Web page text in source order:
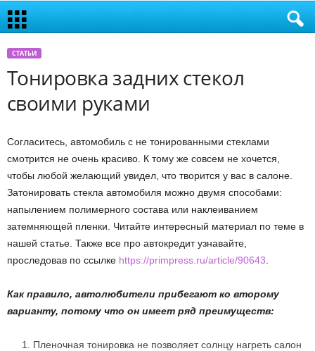
СТАТЬИ
Тонировка задних стекол
своими руками
Согласитесь, автомобиль с не тонированными стеклами
смотрится не очень красиво. К тому же совсем не хочется,
чтобы любой желающий увидел, что творится у вас в салоне.
Затонировать стекла автомобиля можно двумя способами:
напылением полимерного состава или наклеиванием
затемняющей пленки. Читайте интересный материал по теме в
нашей статье. Также все про автокредит узнавайте,
проследовав по ссылке https://primpress.ru/article/90643
Как правило, автолюбители прибегают ко второму
варианту, потому что он имеет ряд преимуществ:
Пленочная тонировка не позволяет солнцу нагреть салон